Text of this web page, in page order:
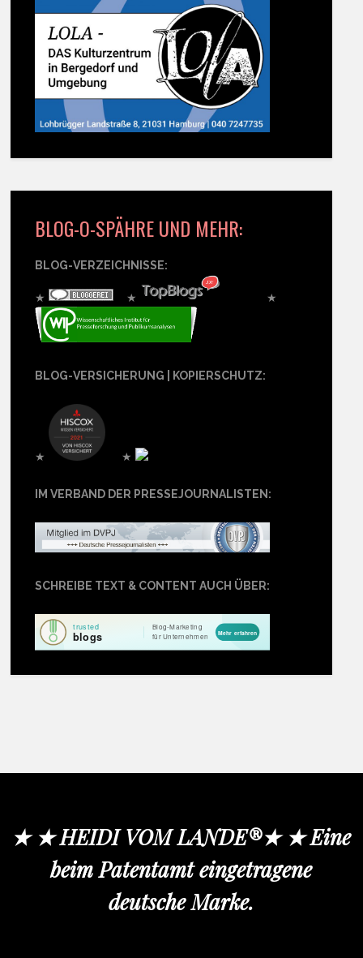
BLOG-O-SPÄHRE UND MEHR:
BLOG-VERZEICHNISSE:
★ ★ ★
BLOG-VERSICHERUNG | KOPIERSCHUTZ:
★ ★
IM VERBAND DER PRESSEJOURNALISTEN:
SCHREIBE TEXT & CONTENT AUCH ÜBER:
★ ★ HEIDI VOM LANDE®★ ★ Eine
beim Patentamt eingetragene
deutsche Marke.